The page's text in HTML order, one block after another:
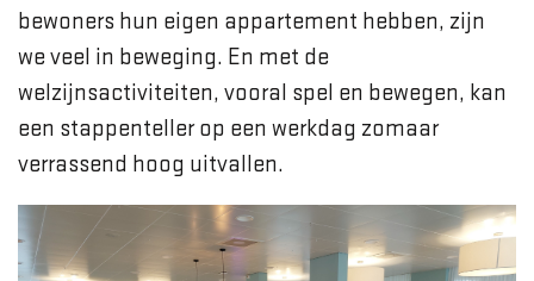
bewoners hun eigen appartement hebben, zijn
we veel in beweging. En met de
welzijnsactiviteiten, vooral spel en bewegen, kan
een stappenteller op een werkdag zomaar
verrassend hoog uitvallen.